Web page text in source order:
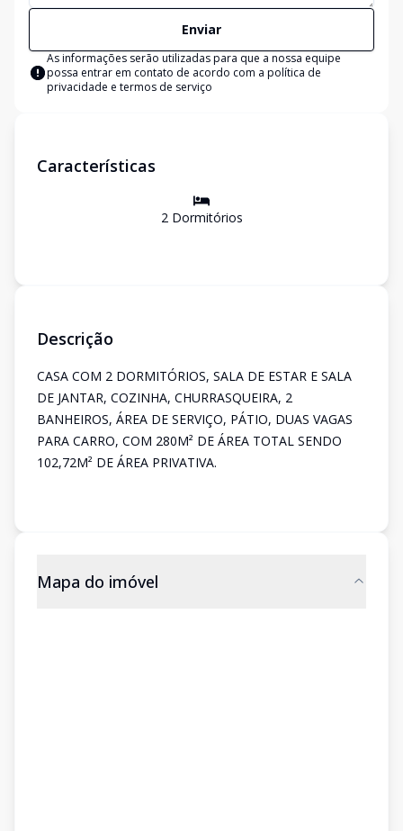
Enviar
As informações serão utilizadas para que a nossa equipe
possa entrar em contato de acordo com a política de
privacidade e termos de serviço
Características
2Dormitórios
Descrição
CASA COM 2 DORMITÓRIOS, SALA DE ESTAR E SALA
DE JANTAR, COZINHA, CHURRASQUEIRA, 2
BANHEIROS, ÁREA DE SERVIÇO, PÁTIO, DUAS VAGAS
PARA CARRO, COM 280M² DE ÁREA TOTAL SENDO
102,72M² DE ÁREA PRIVATIVA.
Mapa do imóvel